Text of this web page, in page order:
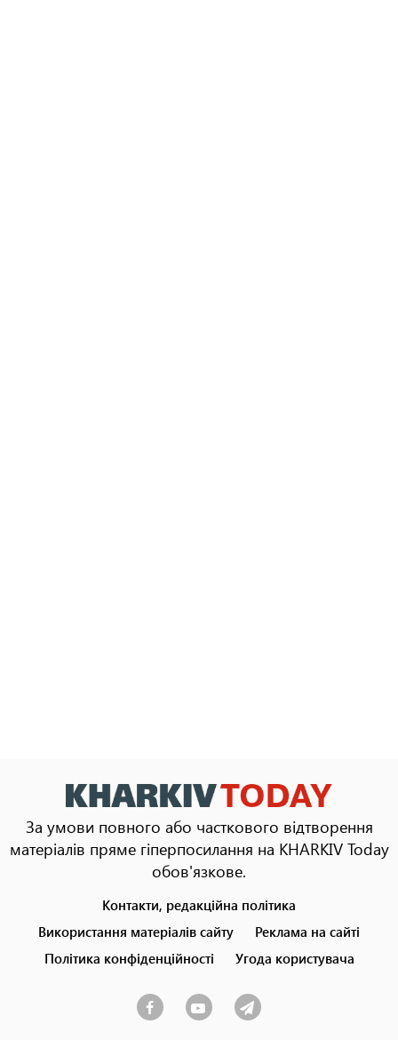
За умови повного або часткового відтворення
матеріалів пряме гіперпосилання на KHARKIV Today
обов'язкове.
menu
Контакти, редакційна політика
Використання матеріалів сайту
Реклама на сайті
Політика конфіденційності
Угода користувача